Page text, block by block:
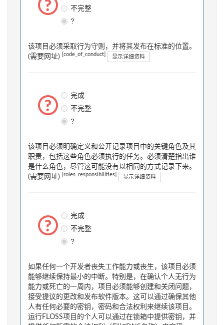
不完整
?
该项目必须采取行为守则，并将其发布在标准的位置。
(需要网址)
[code_of_conduct] 显示详细资料
完成
不完整
?
该项目必须明确定义和公开记录项目中的关键角色及其
职责，包括这些角色必须执行的任务。必须清楚指出谁
是什么角色，尽管这可能没有以相同的方式记录下来。
(需要网址)
[roles_responsibilities] 显示详细资料
完成
不完整
?
如果任何一个开发者丧失工作能力或丧生，该项目必须
能够继续保持最小的中断。特别是，在确认个人无行为
能力或死亡的一周内，项目必须能够创建和关闭问题，
接受提议的更改和发布软件版本。这可以通过确保其他
人有任何必要的密钥，密码和合法权利来继续该项目。
运行FLOSS项目的个人可以通过在锁箱中提供密钥，并